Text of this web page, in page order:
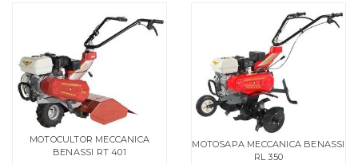
MOTOCULTOR MECCANICA
BENASSI RT 401
MOTOSAPA MECCANICA BENASSI
RL 350